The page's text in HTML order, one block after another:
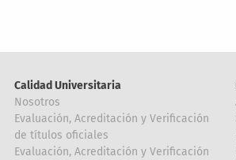
Calidad Universitaria
Nosotros
Evaluación, Acreditación y Verificación
de títulos oficiales
Evaluación, Acreditación y Verificación